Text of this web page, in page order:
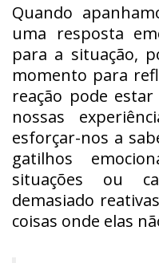
Quando
uma resposta
para a situação,
momento para
reação pode
nossas
esforçar-nos a
gatilhos
situações ou
demasiado
coisas onde elas